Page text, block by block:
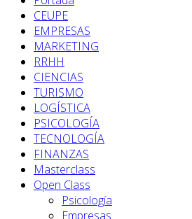
CEUPE
EMPRESAS
MARKETING
RRHH
CIENCIAS
TURISMO
LOGÍSTICA
PSICOLOGÍA
TECNOLOGÍA
FINANZAS
Masterclass
Open Class
Psicología
Empresas